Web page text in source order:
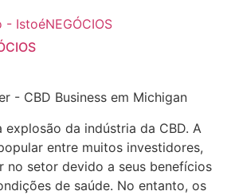
explosão da indústria da CBD. A
entre muitos investidores,
no setor devido a seus benefícios
de saúde. No entanto, os